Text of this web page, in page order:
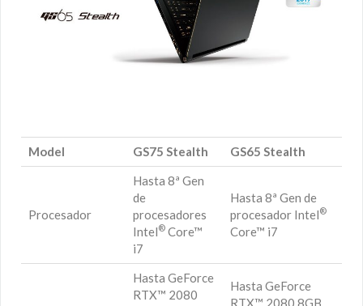
Model GS75 Stealth GS65 Stealth
Procesador
Hasta 8ª Gen
de
procesadores
Intel® Core™
i7
Hasta 8ª Gen de
procesador Intel®
Core™ i7
Hasta GeForce
RTX™ 2080
Hasta GeForce
RTX™ 2080 8GB